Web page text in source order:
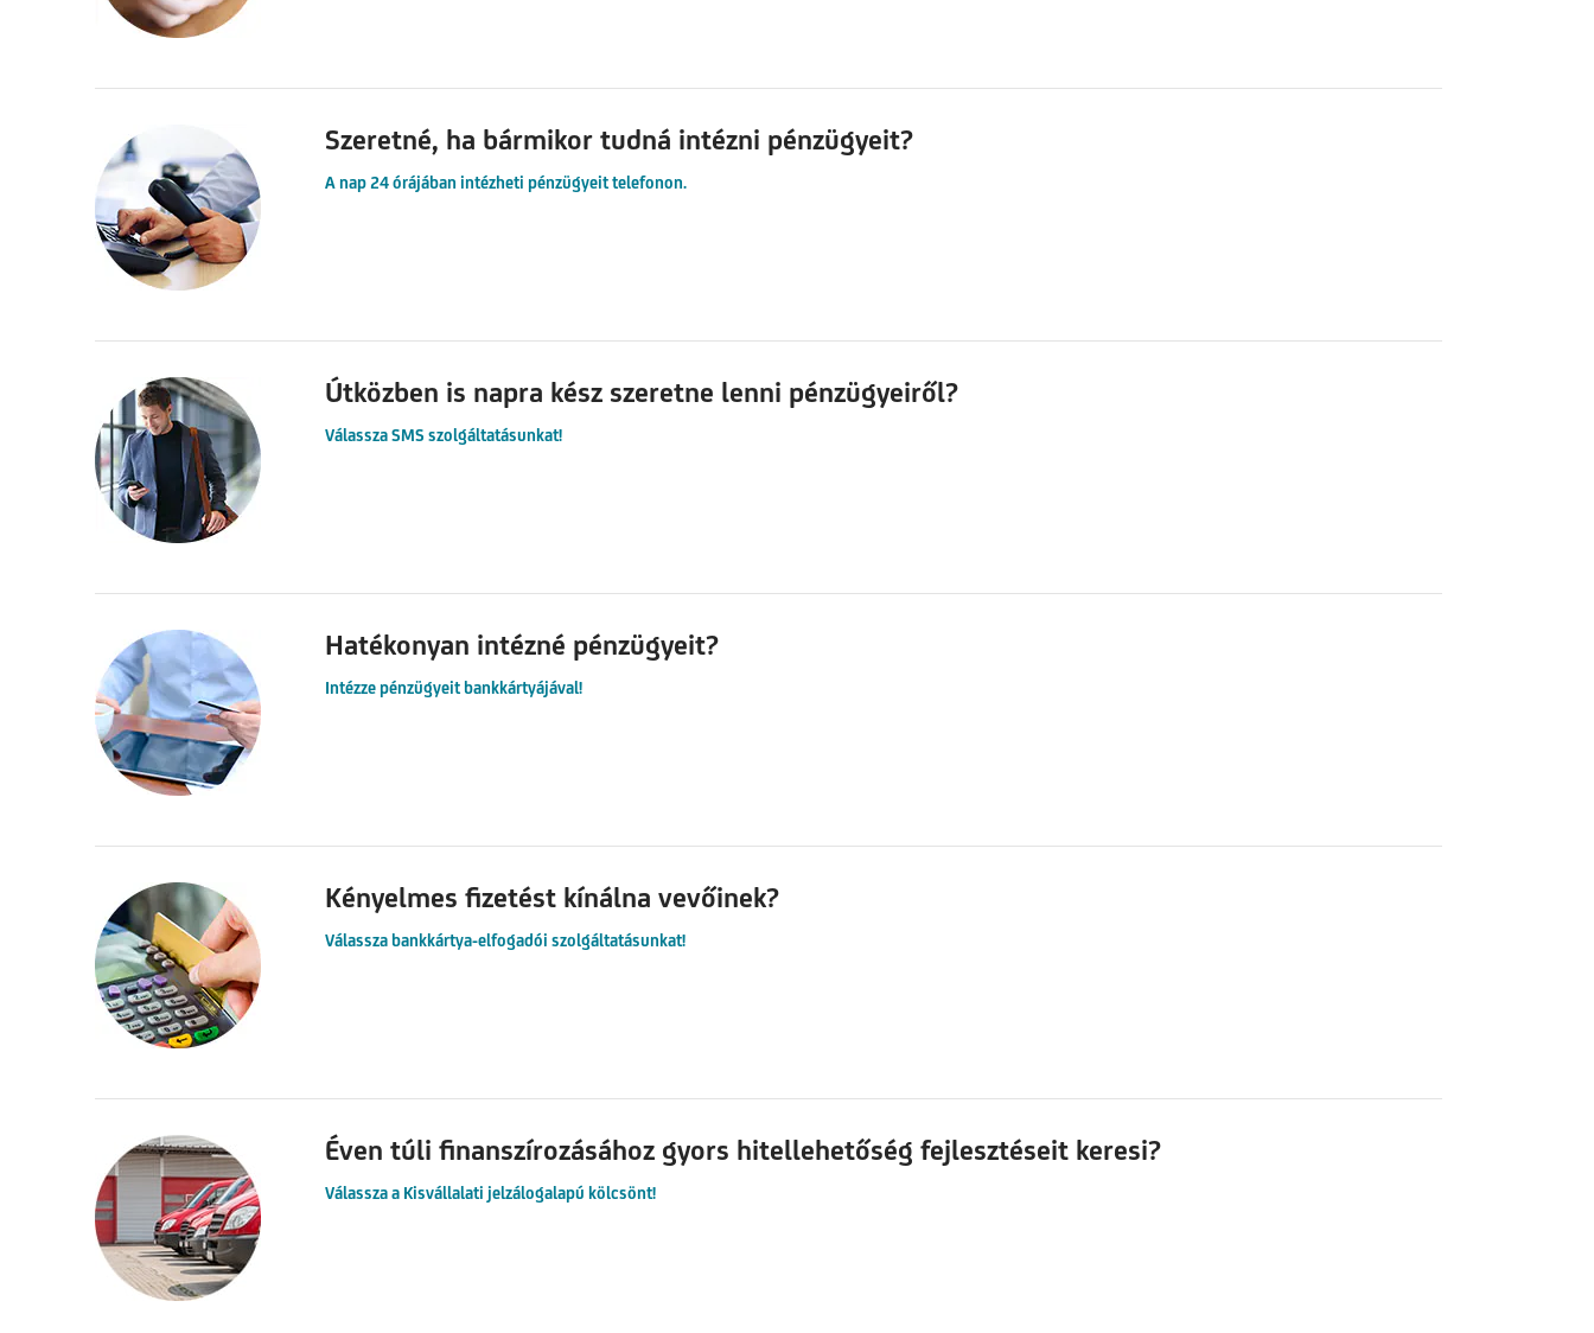
Szeretné, ha bármikor tudná intézni pénzügyeit?
A nap 24 órájában intézheti pénzügyeit telefonon.
Útközben is napra kész szeretne lenni pénzügyeiről?
Válassza SMS szolgáltatásunkat!
Hatékonyan intézné pénzügyeit?
Intézze pénzügyeit bankkártyájával!
Kényelmes fizetést kínálna vevőinek?
Válassza bankkártya-elfogadói szolgáltatásunkat!
Éven túli finanszírozásához gyors hitellehetőség fejlesztéseit keresi?
Válassza a Kisvállalati jelzálogalapú kölcsönt!